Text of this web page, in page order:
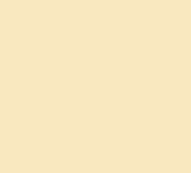
MeinMed.at